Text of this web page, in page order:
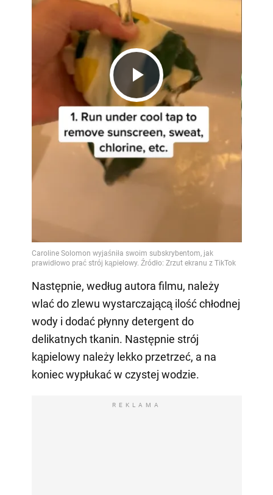
Play
Video
Następnie, według autora filmu, należy
wlać do zlewu wystarczającą ilość chłodnej
wody i dodać płynny detergent do
delikatnych tkanin. Następnie strój
kąpielowy należy lekko przetrzeć, a na
koniec wypłukać w czystej wodzie.
REKLAMA